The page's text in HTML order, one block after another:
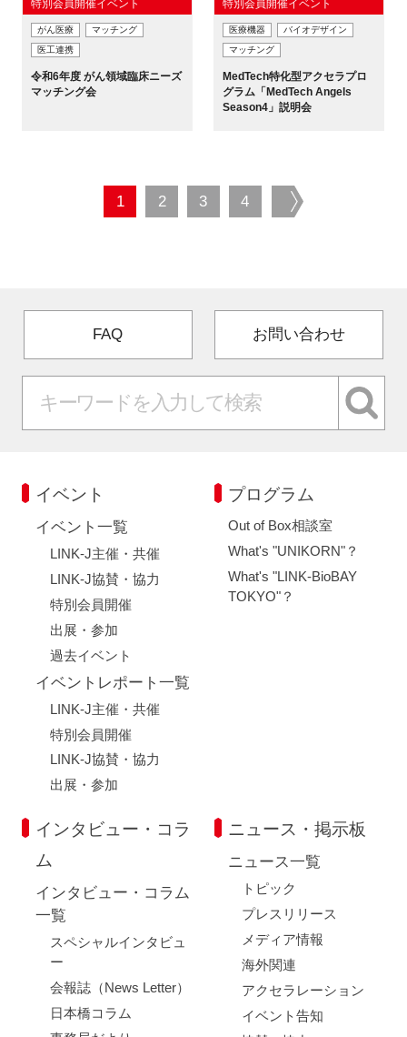
特別会員開催イベント
がん医療
マッチング
医工連携
令和6年度 がん領域臨床ニーズ
マッチング会
特別会員開催イベント
医療機器
バイオデザイン
マッチング
MedTech特化型アクセラプロ
グラム「MedTech Angels
Season4」説明会
1 2 3 4 next
FAQ お問い合わせ
イベント
イベント一覧
LINK-J主催・共催
LINK-J協賛・協力
特別会員開催
出展・参加
過去イベント
イベントレポート一覧
LINK-J主催・共催
特別会員開催
LINK-J協賛・協力
出展・参加
プログラム
Out of Box相談室
What's "UNIKORN"？
What's "LINK-BioBAY
TOKYO"？
インタビュー・コラ
ム
インタビュー・コラム
一覧
スペシャルインタビュ
ー
会報誌（News Letter）
日本橋コラム
ニュース・掲示板
ニュース一覧
トピック
プレスリリース
メディア情報
海外関連
アクセラレーション
イベント告知